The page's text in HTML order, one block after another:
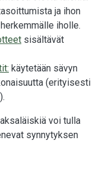
ja ihon
iholle.
sisältävät
käytetään sävyn
(erityisesti
voi tulla
synnytyksen